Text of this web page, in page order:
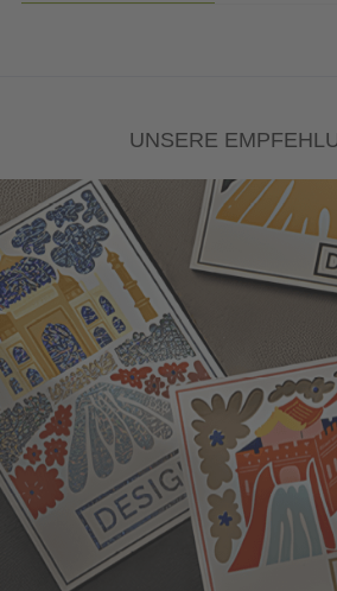
UNSERE